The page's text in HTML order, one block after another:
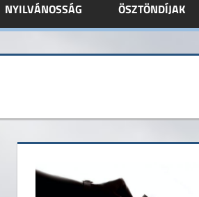
NYILVÁNOSSÁG ÖSZTÖNDÍJAK